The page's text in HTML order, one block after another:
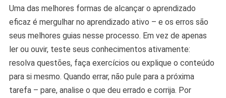
Uma das melhores formas de alcançar o aprendizado
eficaz é mergulhar no aprendizado ativo – e os erros são
seus melhores guias nesse processo. Em vez de apenas
ler ou ouvir, teste seus conhecimentos ativamente:
resolva questões, faça exercícios ou explique o conteúdo
para si mesmo. Quando errar, não pule para a próxima
tarefa – pare, analise o que deu errado e corrija. Por